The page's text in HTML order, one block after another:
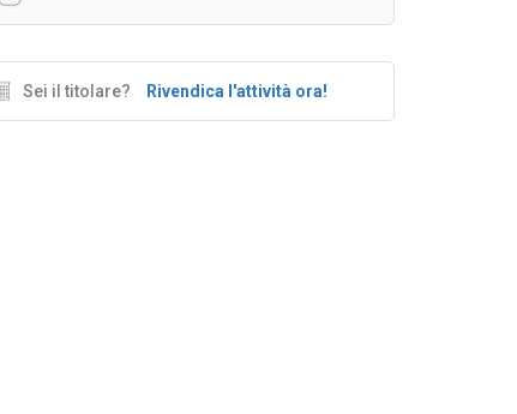
Sei il titolare? Rivendica l'attività ora!